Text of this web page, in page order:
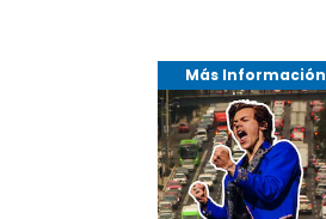
Más Información